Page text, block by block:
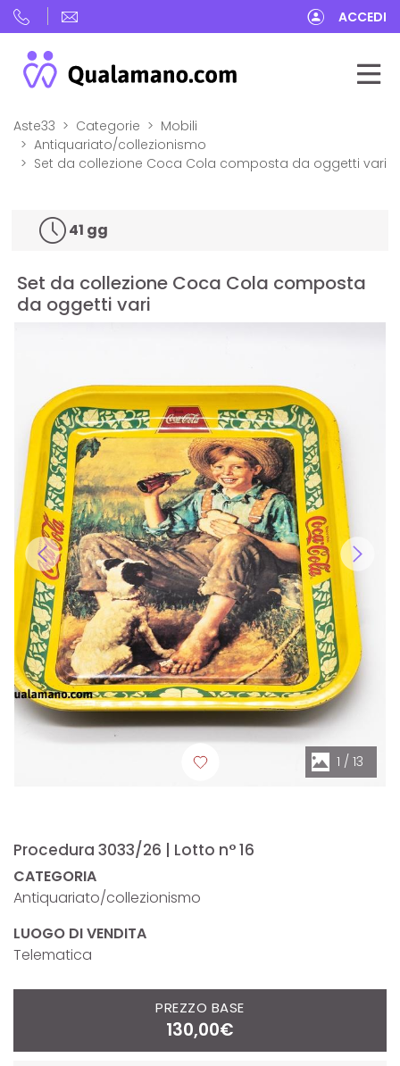
ACCEDI
Aste33 Categorie
Mobili
Antiquariato/collezionismo
Set da collezione Coca Cola composta da oggetti vari
41 gg
Set da collezione Coca Cola composta
da oggetti vari
1 / 13
Procedura 3033/26 | Lotto n° 16
CATEGORIA
Antiquariato/collezionismo
LUOGO DI VENDITA
Telematica
PREZZO BASE
130,00€